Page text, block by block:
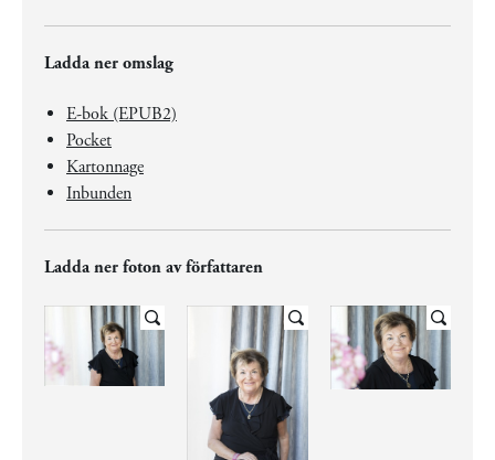
Ladda ner omslag
E-bok (EPUB2)
Pocket
Kartonnage
Inbunden
Ladda ner foton av författaren